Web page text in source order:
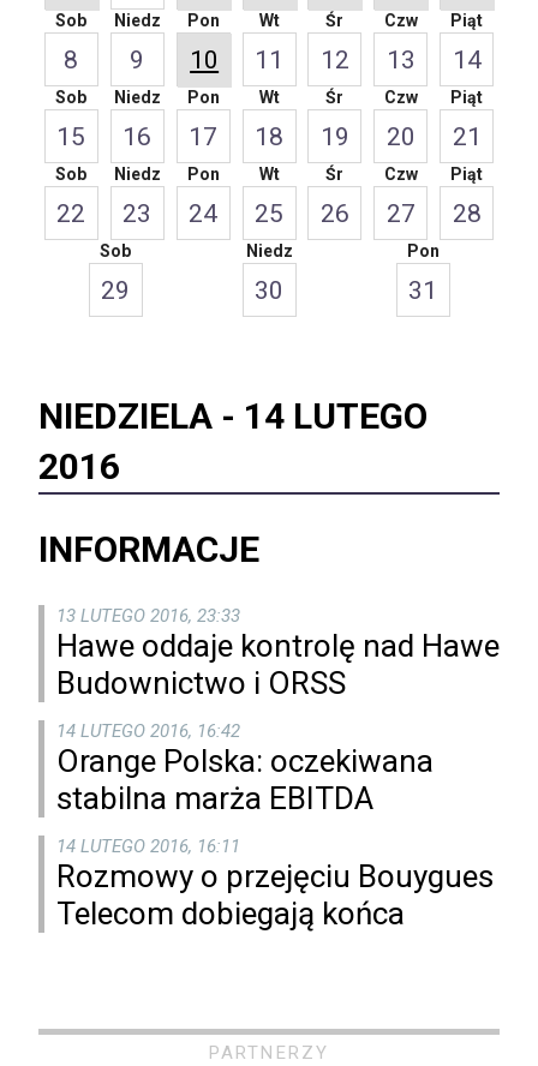
Sob
8
Niedz
9
Pon
10
Wt
11
Śr
12
Czw
13
Piąt
14
Sob
15
Niedz
16
Pon
17
Wt
18
Śr
19
Czw
20
Piąt
21
Sob
22
Niedz
23
Pon
24
Wt
25
Śr
26
Czw
27
Piąt
28
Sob
29
Niedz
30
Pon
31
NIEDZIELA - 14 LUTEGO
2016
INFORMACJE
13 LUTEGO 2016, 23:33
Hawe oddaje kontrolę nad Hawe
Budownictwo i ORSS
14 LUTEGO 2016, 16:42
Orange Polska: oczekiwana
stabilna marża EBITDA
14 LUTEGO 2016, 16:11
Rozmowy o przejęciu Bouygues
Telecom dobiegają końca
PARTNERZY